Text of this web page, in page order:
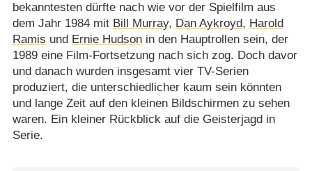
bekanntesten dürfte nach wie vor der Spielfilm aus
dem Jahr 1984 mit Bill Murray, Dan Aykroyd, Harold
Ramis und Ernie Hudsonin den Hauptrollen sein, der
1989 eine Film-Fortsetzung nach sich zog. Doch davor
und danach wurden insgesamt vier TV-Serien
produziert, die unterschiedlicher kaum sein könnten
und lange Zeit auf den kleinen Bildschirmen zu sehen
waren. Ein kleiner Rückblick auf die Geisterjagd in
Serie.